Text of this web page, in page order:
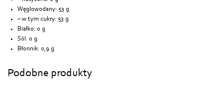
Węglowodany: 53 g
– w tym cukry: 53 g
Białko: 0 g
Sól: 0 g
Błonnik: 0,9 g
Podobne produkty